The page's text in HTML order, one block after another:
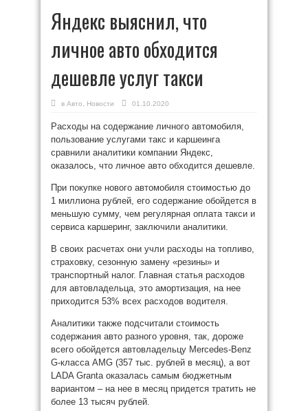
Яндекс выяснил, что
личное авто обходится
дешевле услуг такси
в Авто Новости 01.10.2020
Расходы на содержание личного автомобиля,
пользование услугами такс и каршеинга
сравнили аналитики компании Яндекс,
оказалось, что личное авто обходится дешевле.
При покупке нового автомобиля стоимостью до
1 миллиона рублей, его содержание обойдется в
меньшую сумму, чем регулярная оплата такси и
сервиса каршеринг, заключили аналитики.
В своих расчетах они учли расходы на топливо,
страховку, сезонную замену «резины» и
транспортный налог. Главная статья расходов
для автовладельца, это амортизация, на нее
приходится 53% всех расходов водителя.
Аналитики также подсчитали стоимость
содержания авто разного уровня, так, дороже
всего обойдется автовладельцу Mercedes-Benz
G-класса AMG (357 тыс. рублей в месяц), а вот
LADA Granta оказалась самым бюджетным
вариантом – на нее в месяц придется тратить не
более 13 тысяч рублей.